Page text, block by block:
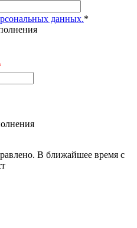
данных.*
В ближайшее время с